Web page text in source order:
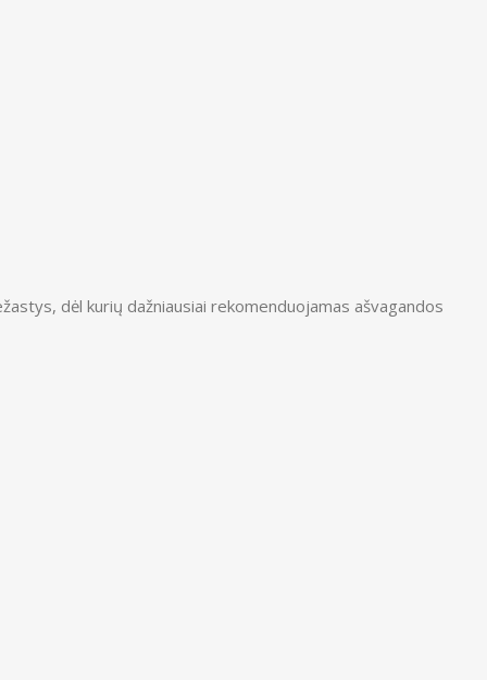
dėl kurių dažniausiai rekomenduojamas ašvagandos